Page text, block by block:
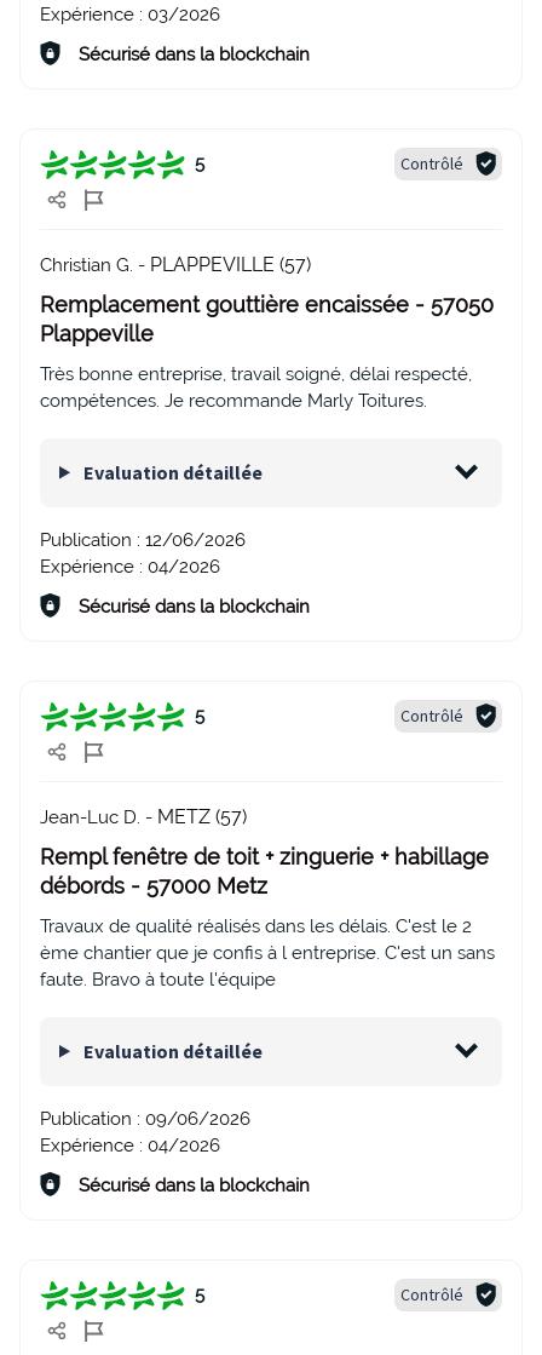
Expérience : 03/2026
Sécurisé dans la blockchain
5 Contrôlé
Christian G. - PLAPPEVILLE (57)
Remplacement gouttière encaissée - 57050
Plappeville
Très bonne entreprise, travail soigné, délai respecté,
compétences. Je recommande Marly Toitures.
Evaluation détaillée
Publication : 12/06/2026
Expérience : 04/2026
Sécurisé dans la blockchain
5 Contrôlé
Jean-Luc D. - METZ (57)
Rempl fenêtre de toit + zinguerie + habillage
débords - 57000 Metz
Travaux de qualité réalisés dans les délais. C'est le 2
ème chantier que je confis à l entreprise. C'est un sans
faute. Bravo à toute l'équipe
Evaluation détaillée
Publication : 09/06/2026
Expérience : 04/2026
Sécurisé dans la blockchain
5 Contrôlé